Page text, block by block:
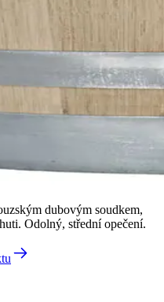
dubovým soudkem,
Odolný, střední opečení.